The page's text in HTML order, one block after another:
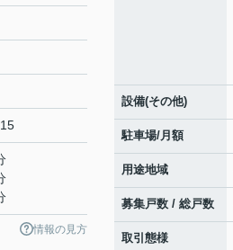
情報の見方
設備(その他)
駐車場/月額
用途地域
募集戸数 / 総戸数
取引態様